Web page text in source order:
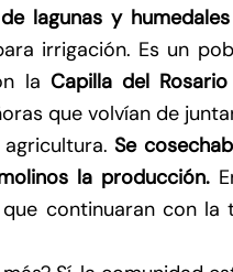
lagunas y humedales
irrigación. Es un
la Capilla del
que volvían de
Se
la producción.
continuaran con